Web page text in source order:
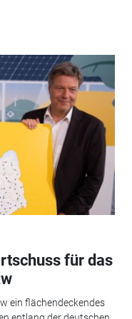
für das
ein flächendeckendes